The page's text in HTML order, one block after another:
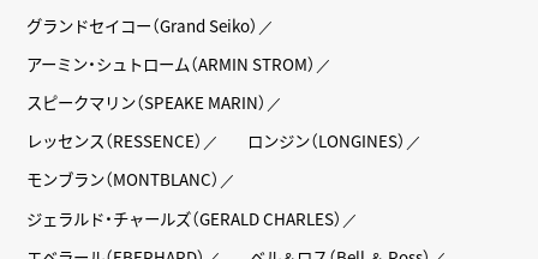
グランドセイコー（Grand Seiko）
アーミン・シュトローム（ARMIN STROM）
スピークマリン（SPEAKE MARIN）
レッセンス（RESSENCE）
ロンジン（LONGINES）
モンブラン（MONTBLANC）
ジェラルド・チャールズ（GERALD CHARLES）